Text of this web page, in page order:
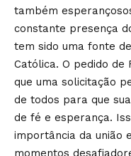
também
constante presença
tem sido uma fonte
Católica. O pedido de
que uma solicitação
de todos para que
de fé e esperança.
importância da união
momentos